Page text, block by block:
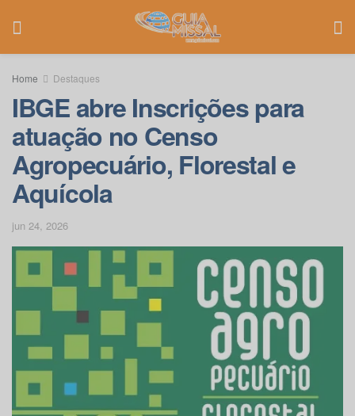
Home Destaques
IBGE abre Inscrições para
atuação no Censo
Agropecuário, Florestal e
Aquícola
jun 24, 2026